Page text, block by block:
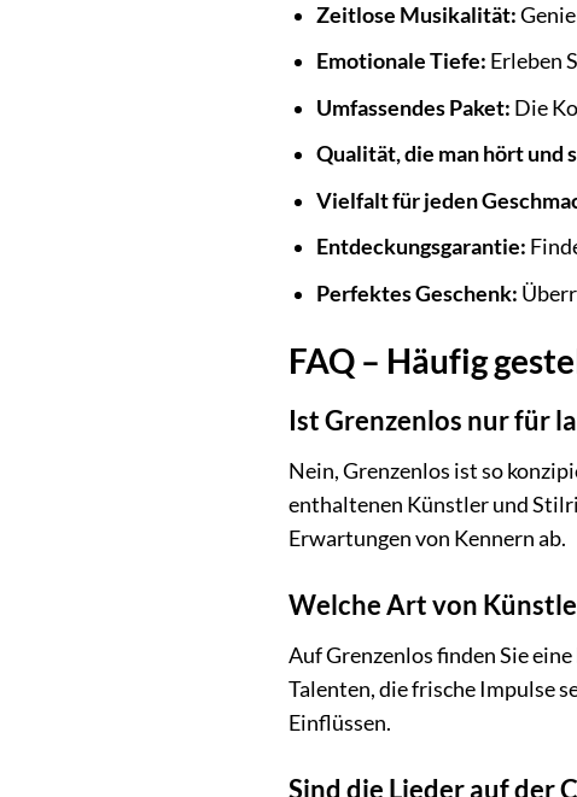
Zeitlose Musikalität:
Emotionale Tiefe: Erleben
Umfassendes Paket: Die
Qualität, die man hört und
Vielfalt für jeden
Entdeckungsgarantie:
Perfektes Geschenk:
FAQ – Häufig
Ist Grenzenlos nur für
Nein, Grenzenlos ist so
enthaltenen Künstler und
Erwartungen von Kennern ab.
Welche Art von
Auf Grenzenlos finden Sie
Talenten, die frische Impulse
Einflüssen.
Sind die Lieder auf der